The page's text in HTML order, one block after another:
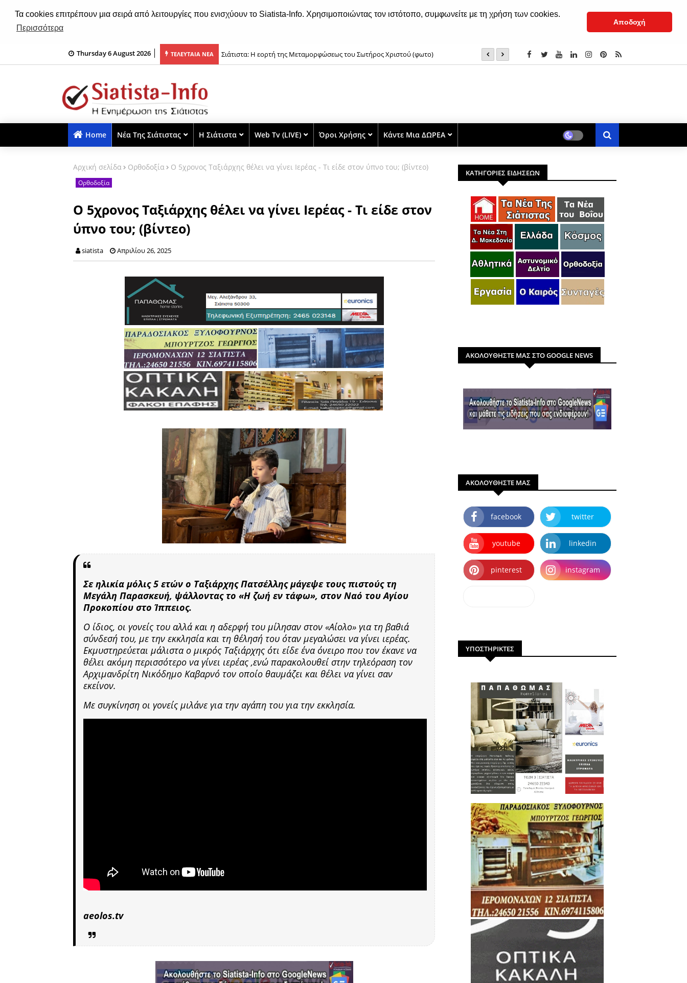
Τα cookies επιτρέπουν μια σειρά από λειτουργίες που ενισχύουν το Siatista-Info. Χρησιμοποιώντας τον ιστότοπο, συμφωνείτε με τη χρήση των cookies.
Περισσότερα
Αποδοχή
Thursday 6 August 2026 ΤΕΛΕΥΤΑΙΑ ΝΕΑ
εξωκλησιού της Μεταμορφώσεως του Σωτήρος Χριστού (ηχητικό) Σιάτιστα: Η εορτή της Μεταμορφώσεως του Σωτήρος Χριστού (φωτο) (†) Σιατίστης Παύλος: «Εμείς το μάθημα το ξέρουμε,
Home Νέα Της Σιάτιστας Η Σιάτιστα Web Tv (LIVE) Όροι Χρήσης Κάντε Μια ΔΩΡΕΑ
Αρχική σελίδα Ορθοδοξία Ο 5χρονος Ταξιάρχης θέλει να γίνει Ιερέας - Τι είδε στον ύπνο του; (βίντεο)
Ορθοδοξία
Ο 5χρονος Ταξιάρχης θέλει να γίνει Ιερέας - Τι είδε στον
ύπνο του; (βίντεο)
siatista Απριλίου 26, 2025
Σε ηλικία μόλις 5 ετών ο Ταξιάρχης Πατσέλλης μάγεψε τους πιστούς τη
Μεγάλη Παρασκευή, ψάλλοντας το «Η ζωή εν τάφω», στον Ναό του Αγίου
Προκοπίου στο Ίππειος.
Ο ίδιος, οι γονείς του αλλά και η αδερφή του μίλησαν στον «Αίολο» για τη βαθιά
σύνδεσή του, με την εκκλησία και τη θέλησή του όταν μεγαλώσει να γίνει ιερέας.
Εκμυστηρεύεται μάλιστα ο μικρός Ταξιάρχης ότι είδε ένα όνειρο που τον έκανε να
θέλει ακόμη περισσότερο να γίνει ιερέας ,ενώ παρακολουθεί στην τηλεόραση τον
Αρχιμανδρίτη Νικόδημο Καβαρνό τον οποίο θαυμάζει και θέλει να γίνει σαν
εκείνον.
Με συγκίνηση οι γονείς μιλάνε για την αγάπη του για την εκκλησία.
aeolos.tv
ΚΑΤΗΓΟΡΙΕΣ ΕΙΔΗΣΕΩΝ
ΑΚΟΛΟΥΘΗΣΤΕ ΜΑΣ ΣΤΟ GOOGLE NEWS
ΑΚΟΛΟΥΘΗΣΤΕ ΜΑΣ
facebook twitter
youtube linkedin
pinterest instagram
ΥΠΟΣΤΗΡΙΚΤΕΣ